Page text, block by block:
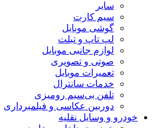
سایر
سیم کارت
گوشی موبایل
لپ تاپ و تبلت
لوازم جانبی موبایل
صوتی و تصویری
تعمیرات موبایل
خدمات سانترال
تلفن بی‌سیم رومیزی
دوربین عکاسی و فیلمبرداری
خودرو و وسایل نقلیه